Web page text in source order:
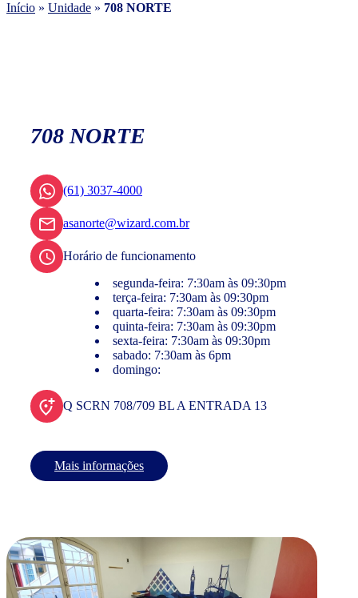
Início » Unidade » 708 NORTE
708 NORTE
(61) 3037-4000
asanorte@wizard.com.br
Horário de funcionamento
segunda-feira: 7:30am às 09:30pm
terça-feira: 7:30am às 09:30pm
quarta-feira: 7:30am às 09:30pm
quinta-feira: 7:30am às 09:30pm
sexta-feira: 7:30am às 09:30pm
sabado: 7:30am às 6pm
domingo:
Q SCRN 708/709 BL A ENTRADA 13
Mais informações